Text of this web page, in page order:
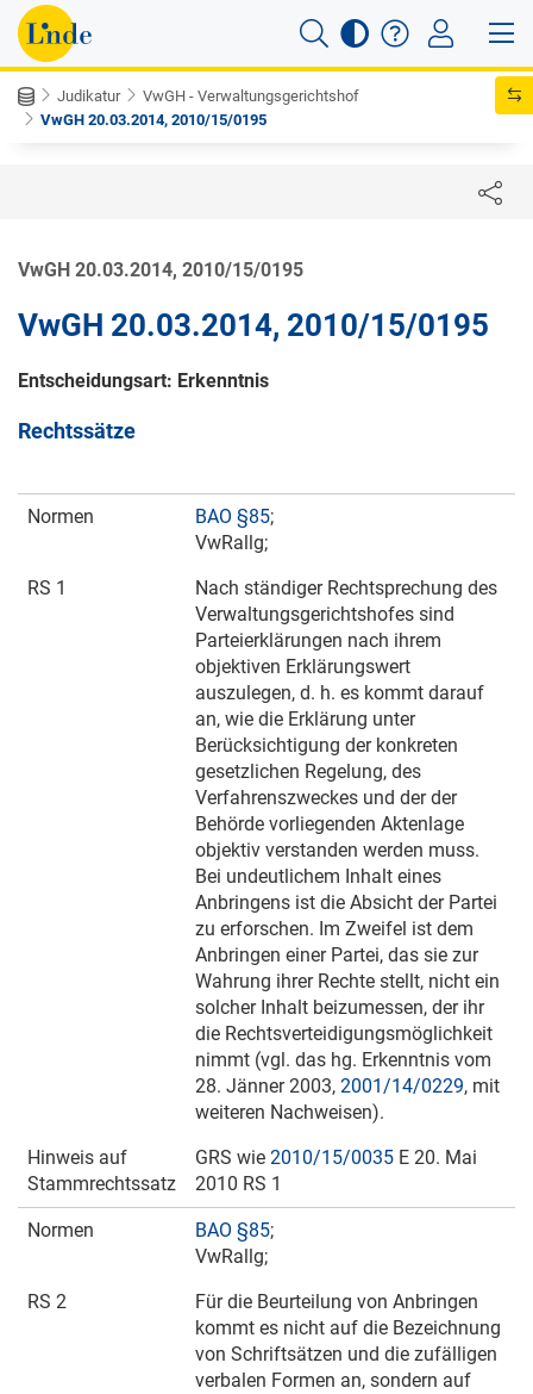
Judikatur
VwGH - Verwaltungsgerichtshof
VwGH 20.03.2014, 2010/15/0195
VwGH 20.03.2014, 2010/15/0195
VwGH 20.03.2014, 2010/15/0195
Entscheidungsart: Erkenntnis
Rechtssätze
Normen BAO §85;
VwRallg;
RS 1
Nach ständiger Rechtsprechung des
Verwaltungsgerichtshofes sind
Parteierklärungen nach ihrem
objektiven Erklärungswert
auszulegen, d. h. es kommt darauf
an, wie die Erklärung unter
Berücksichtigung der konkreten
gesetzlichen Regelung, des
Verfahrenszweckes und der der
Behörde vorliegenden Aktenlage
objektiv verstanden werden muss.
Bei undeutlichem Inhalt eines
Anbringens ist die Absicht der Partei
zu erforschen. Im Zweifel ist dem
Anbringen einer Partei, das sie zur
Wahrung ihrer Rechte stellt, nicht ein
solcher Inhalt beizumessen, der ihr
die Rechtsverteidigungsmöglichkeit
nimmt (vgl. das hg. Erkenntnis vom
28. Jänner 2003, 2001/14/0229, mit
weiteren Nachweisen).
Hinweis auf
Stammrechtssatz
GRS wie 2010/15/0035 E 20. Mai
2010 RS 1
Normen BAO §85;
VwRallg;
RS 2
Für die Beurteilung von Anbringen
kommt es nicht auf die Bezeichnung
von Schriftsätzen und die zufälligen
verbalen Formen an, sondern auf